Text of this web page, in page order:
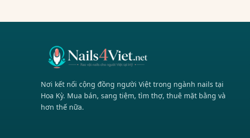
Nơi kết nối cộng đồng người Việt trong ngành nails tại
Hoa Kỳ. Mua bán, sang tiệm, tìm thợ, thuê mặt bằng và
hơn thế nữa.